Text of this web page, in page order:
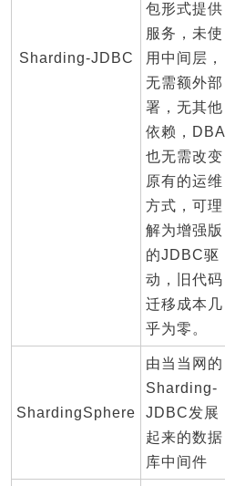
Sharding-JDBC
包形式提供
服务，未使
用中间层，
无需额外部
署，无其他
依赖，DBA
也无需改变
原有的运维
方式，可理
解为增强版
的JDBC驱
动，旧代码
迁移成本几
乎为零。
ShardingSphere
由当当网的
Sharding-
JDBC发展
起来的数据
库中间件